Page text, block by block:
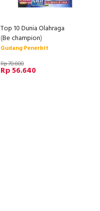
Top 10 Dunia Olahraga
(Be champion)
Gudang Penerbit
Rp 70.800
Rp 56.640